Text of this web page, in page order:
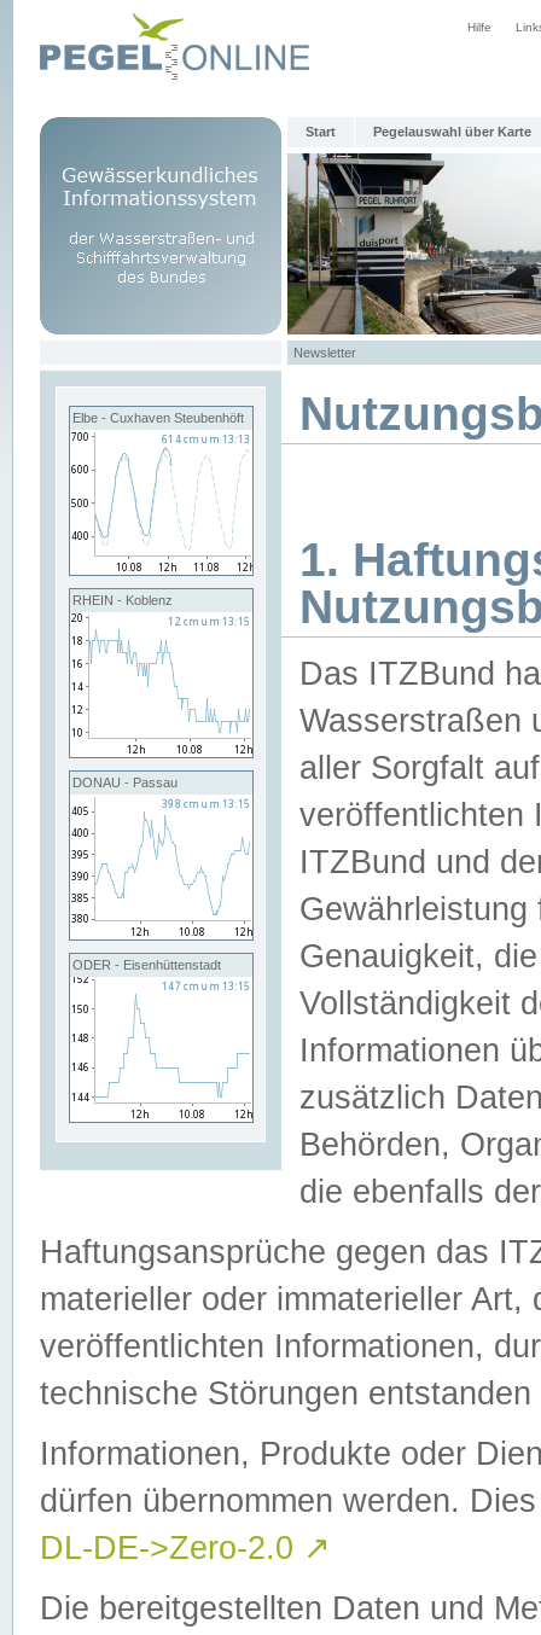
Hilfe
Start Pegelauswahl über Karte
Newsletter
Elbe - Cuxhaven Steubenhöft
RHEIN - Koblenz
DONAU - Passau
ODER - Eisenhüttenstadt
1.
Das ITZBund
Wasserstraßen
aller Sorgfalt
veröffentlichten
ITZBund und
Genauigkeit,
Vollständigkeit
Informationen
zusätzlich
Behörden,
die ebenfalls
Haftungsansprüche gegen das
materieller oder immaterieller
veröffentlichten Informationen,
technische Störungen
Informationen, Produkte oder
dürfen übernommen werden.
DL-DE->Zero-2.0 ↗
Die bereitgestellten Daten und